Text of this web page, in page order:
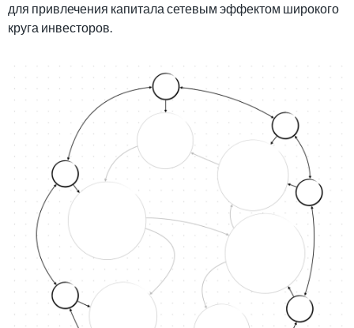
для привлечения капитала сетевым эффектом широкого
круга инвесторов.